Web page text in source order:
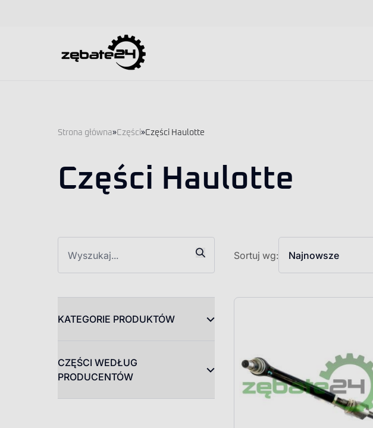
Strona główna»Części»Części Haulotte
Części Haulotte
Sortuj wg: Najnowsze
KATEGORIE PRODUKTÓW
CZĘŚCI WEDŁUG
PRODUCENTÓW